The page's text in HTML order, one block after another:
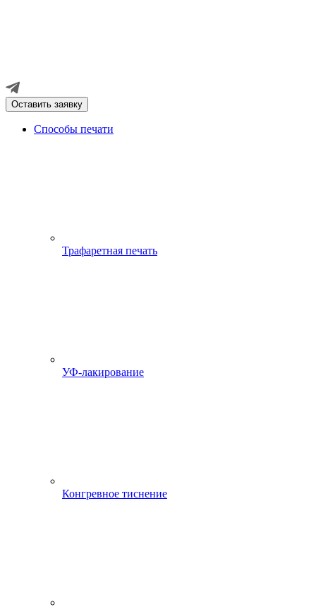
Оставить заявку
Способы печати
Трафаретная печать
УФ-лакирование
Конгревное тиснение